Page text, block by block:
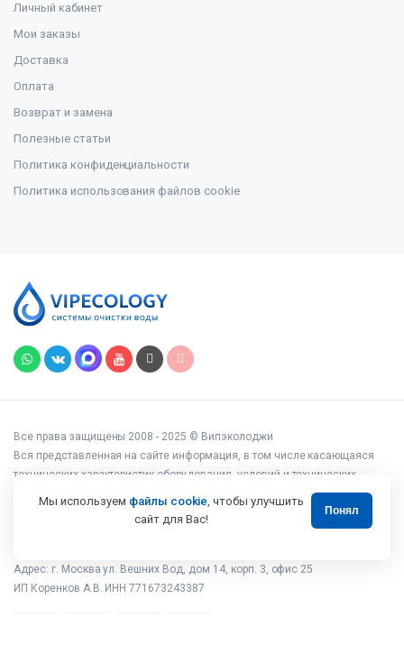
Личный кабинет
Мои заказы
Доставка
Оплата
Возврат и замена
Полезные статьи
Политика конфиденциальности
Политика использования файлов cookie
Все права защищены 2008 - 2025 © Випэколоджи
Вся представленная на сайте информация, в том числе касающаяся
технических характеристик оборудования, условий и технических
возможностей подключения, наличия на складе, стоимости товаров и
услуг, носит информационный характер и ни при каких условиях не
является публичной офертой, определяемой положениями статьи 437
Адрес: г. Москва ул. Вешних Вод, дом 14, корп. 3, офис 25
ИП Коренков А.В. ИНН 771673243387
Мы используем файлы cookie, чтобы улучшить
сайт для Вас!
Понял